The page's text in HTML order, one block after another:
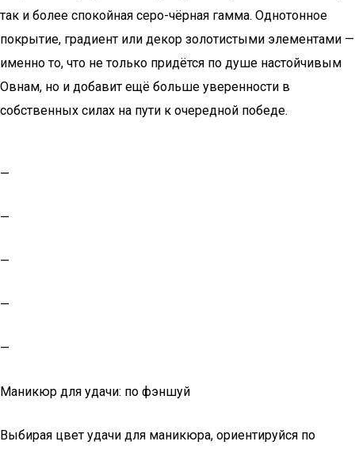
так и более спокойная серо-чёрная гамма. Однотонное
покрытие, градиент или декор золотистыми элементами —
именно то, что не только придётся по душе настойчивым
Овнам, но и добавит ещё больше уверенности в
собственных силах на пути к очередной победе.
—
—
—
—
—
Маникюр для удачи: по фэншуй
Выбирая цвет удачи для маникюра, ориентируйся по